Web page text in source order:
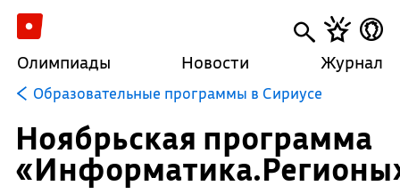
Олимпиады Новости Журнал
Образовательные программы в Сириусе
Ноябрьская программа